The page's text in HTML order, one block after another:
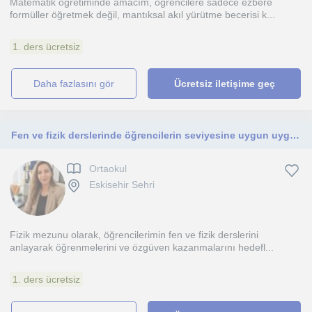
formüller öğretmek değil, mantıksal akıl yürütme becerisi k...
1. ders ücretsiz
daha fazlasını gör Ücretsiz iletişime geç
Fen ve fizik derslerinde öğrencilerin seviyesine uygun uygulama
Ortaokul
Eskisehir Sehri
Fizik mezunu olarak, öğrencilerimin fen ve fizik derslerini
anlayarak öğrenmelerini ve özgüven kazanmalarını hedefl...
1. ders ücretsiz